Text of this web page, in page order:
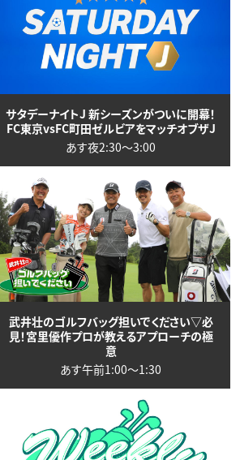
サタデーナイトJ 新シーズンがついに開幕！
FC東京vsFC町田ゼルビアをマッチオブザJ
あす夜2:30〜3:00
武井壮のゴルフバッグ担いでください▽必
見！宮里優作プロが教えるアプローチの極
意
あす午前1:00〜1:30